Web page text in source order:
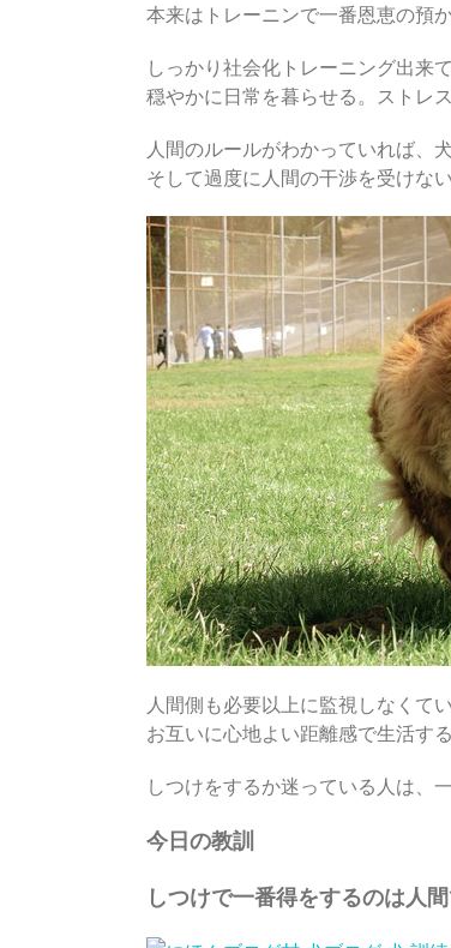
本来はトレーニンで一番恩恵の預
しっかり社会化トレーニング出来
穏やかに日常を暮らせる。ストレ
人間のルールがわかっていれば、
そして過度に人間の干渉を受けな
人間側も必要以上に監視しなくて
お互いに心地よい距離感で生活す
しつけをするか迷っている人は、
今日の教訓
しつけで一番得をするのは人間